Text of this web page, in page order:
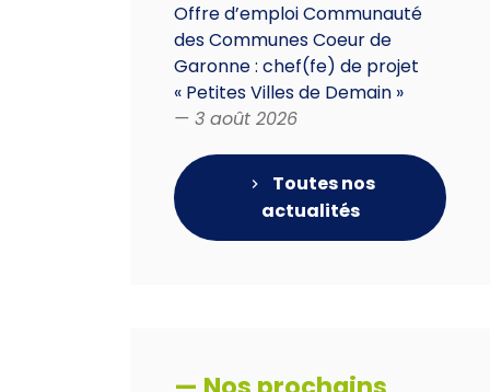
Offre d’emploi Communauté
des Communes Coeur de
Garonne : chef(fe) de projet
« Petites Villes de Demain »
— 3 août 2026
Toutes nos
actualités